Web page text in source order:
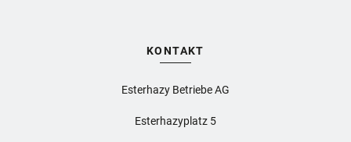
KONTAKT
Esterhazy Betriebe AG
Esterhazyplatz 5